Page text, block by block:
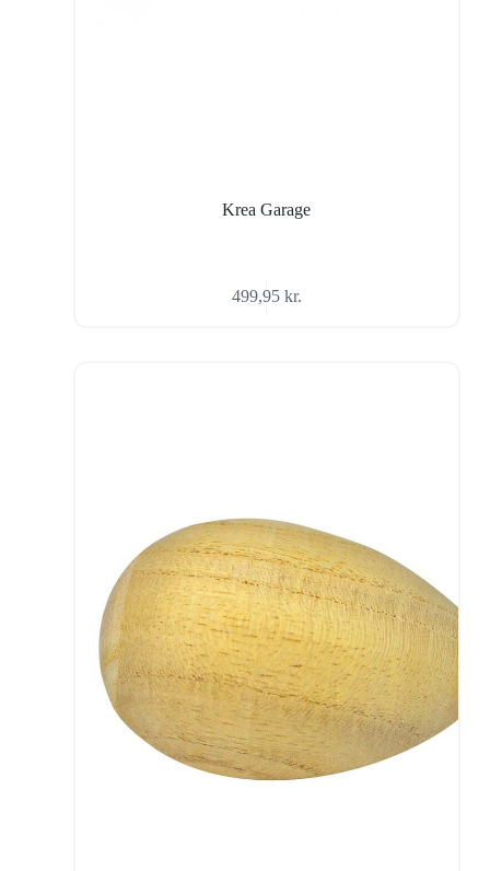
Krea Garage
499,95 kr.